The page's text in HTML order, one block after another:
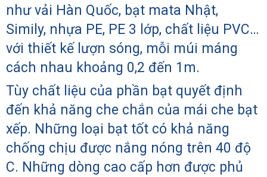
như vải Hàn Quốc, bạt mata Nhật,
Simily, nhựa PE, PE 3 lớp, chất liệu PVC…
với thiết kế lượn sóng, mỗi múi máng
cách nhau khoảng 0,2 đến 1m.
Tùy chất liệu của phần bạt quyết định
đến khả năng che chắn của mái che bạt
xếp. Những loại bạt tốt có khả năng
chống chịu được nắng nóng trên 40 độ
C. Những dòng cao cấp hơn được phủ